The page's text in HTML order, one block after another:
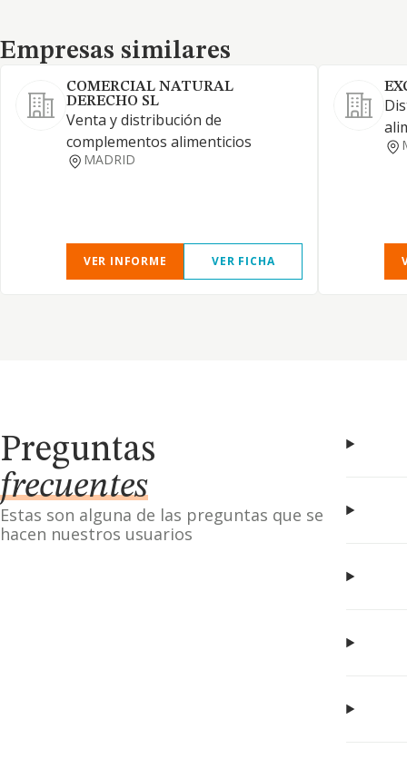
Empresas similares
Empresas similares
COMERCIAL NATURAL
DERECHO SL
Venta y distribución de
complementos alimenticios
MADRID
VER INFORME VER FICHA
Preguntas
frecuentes
Estas son alguna de las preguntas que se
hacen nuestros usuarios